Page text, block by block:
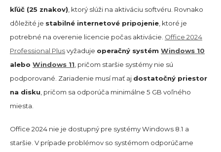
kľúč (25 znakov) , ktorý slúži na aktiváciu softvéru. Rovnako
dôležité je stabilné internetové pripojenie , ktoré je
potrebné na overenie licencie počas aktivácie. Office 2024
Professional Plusvyžaduje operačný systém Windows 10
alebo Windows 11 , pričom staršie systémy nie sú
podporované. Zariadenie musí mať aj dostatočný priestor
na disku , pričom sa odporúča minimálne 5 GB voľného
miesta.
Office 2024 nie je dostupný pre systémy Windows 8.1 a
staršie. V prípade problémov so systémom odporúčame